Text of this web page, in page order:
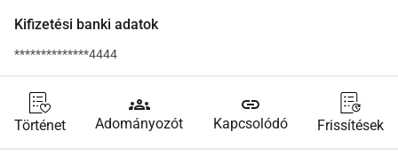
Kifizetési banki adatok
**************4444
Történet
groups
Adományozót
link
Kapcsolódó Frissítések